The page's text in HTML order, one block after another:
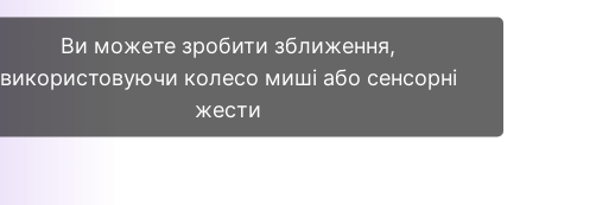
Ви можете зробити зближення,
використовуючи колесо миші або сенсорні
жести